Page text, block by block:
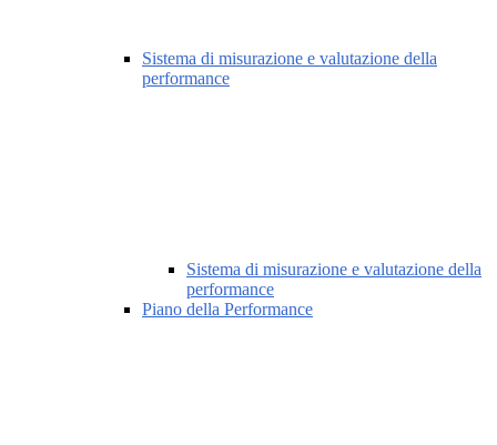
Sistema di misurazione e valutazione della
performance
Sistema di misurazione e valutazione della
performance
Piano della Performance